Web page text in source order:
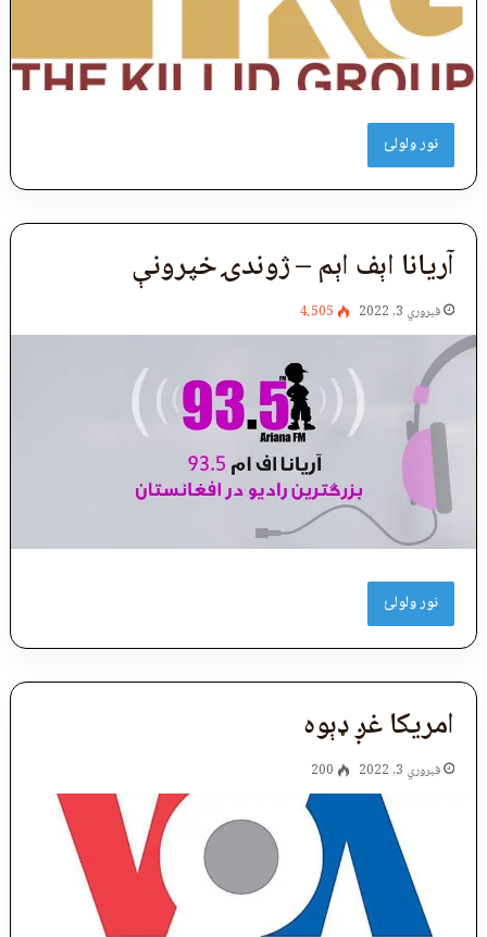
نور ولولئ
آریانا اېف اېم – ژوندۍ خپرونې
فبروري 3, 2022 4،505
نور ولولئ
امریکا غږ ډېوه
فبروري 3, 2022 200